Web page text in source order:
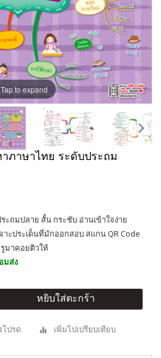
Tap to expand
ภาษาไทย ระดับประถม
ะถมปลาย สั้น กระชับ อ่านเข้าใจง่าย
าะประเด็นที่มักออกสอบ สแกน QR Code
มาคอยติวให้
มส่ง
หยิบใส่ตะกร้า
โปรด เพิ่มไปเปรียบเทียบ